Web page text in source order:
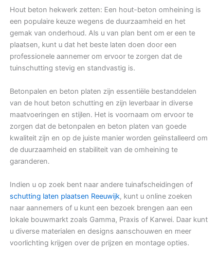
Hout beton hekwerk zetten: Een hout-beton omheining is
een populaire keuze wegens de duurzaamheid en het
gemak van onderhoud. Als u van plan bent om er een te
plaatsen, kunt u dat het beste laten doen door een
professionele aannemer om ervoor te zorgen dat de
tuinschutting stevig en standvastig is.
Betonpalen en beton platen zijn essentiële bestanddelen
van de hout beton schutting en zijn leverbaar in diverse
maatvoeringen en stijlen. Het is voornaam om ervoor te
zorgen dat de betonpalen en beton platen van goede
kwaliteit zijn en op de juiste manier worden geïnstalleerd om
de duurzaamheid en stabiliteit van de omheining te
garanderen.
Indien u op zoek bent naar andere tuinafscheidingen of
schutting laten plaatsen Reeuwijk, kunt u online zoeken
naar aannemers of u kunt een bezoek brengen aan een
lokale bouwmarkt zoals Gamma, Praxis of Karwei. Daar kunt
u diverse materialen en designs aanschouwen en meer
voorlichting krijgen over de prijzen en montage opties.